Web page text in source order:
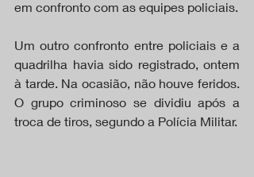
em confronto com as equipes policiais.
Um outro confronto entre policiais e a
quadrilha havia sido registrado, ontem
à tarde. Na ocasião, não houve feridos.
O grupo criminoso se dividiu após a